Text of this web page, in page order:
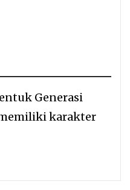
Generasi
karakter